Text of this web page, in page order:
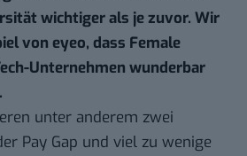
wichtiger als je zuvor. Wir
von eyeo, dass Female
Unternehmen wunderbar
unter anderem zwei
Pay Gap und viel zu wenige